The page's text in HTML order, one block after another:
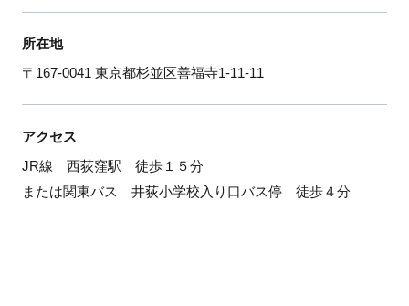
所在地
〒167-0041 東京都杉並区善福寺1-11-11
アクセス
JR線 西荻窪駅 徒歩１５分
または関東バス 井荻小学校入り口バス停 徒歩４分